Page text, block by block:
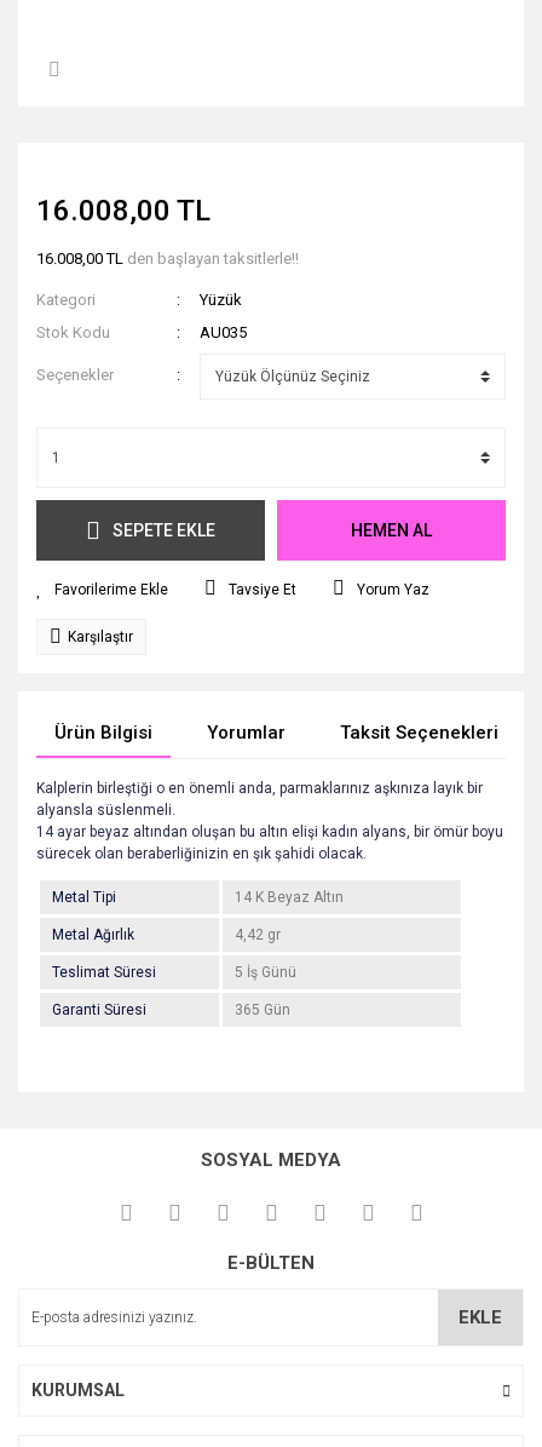
16.008,00 TL
16.008,00 TL den başlayan taksitlerle!!
Kategori
Yüzük
Stok Kodu
AU035
Seçenekler
SEPETE EKLE HEMEN AL
Tavsiye Et Yorum Yaz
Karşılaştır
Ürün Bilgisi Yorumlar Taksit Seçenekleri
Kalplerin birleştiği o en önemli anda, parmaklarınız aşkınıza layık bir
alyansla süslenmeli.
14 ayar beyaz altından oluşan bu altın elişi kadın alyans, bir ömür boyu
sürecek olan beraberliğinizin en şık şahidi olacak.
Metal Tipi 14 K Beyaz Altın
Metal Ağırlık 4,42 gr
Teslimat Süresi 5 İş Günü
Garanti Süresi 365 Gün
kullanarak tarafımıza iletebilirsiniz.
Görüş ve önerileriniz için teşekkür ederiz.
Ürün açıklamasında eksik bilgiler bulunuyor.
SOSYAL MEDYA
E-BÜLTEN
EKLE
KURUMSAL